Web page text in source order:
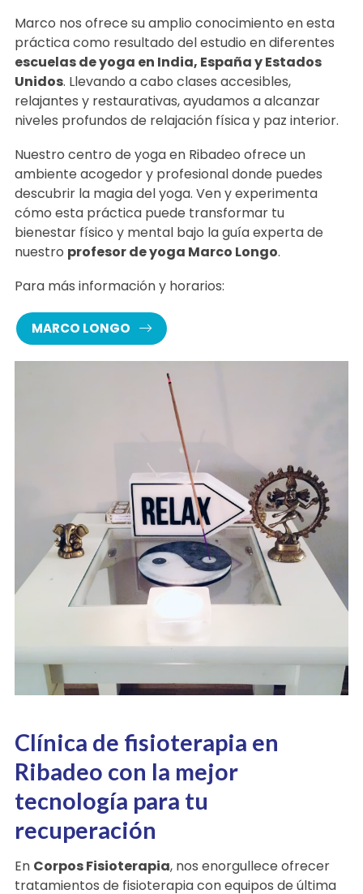
mejorar su práctica de hatha yoga.
Marco nos ofrece su amplio conocimiento en esta
práctica como resultado del estudio en diferentes
escuelas de yoga en India, España y Estados
Unidos. Llevando a cabo clases accesibles,
niveles profundos de relajación física y paz interior.
Nuestro centro de yoga en Ribadeo ofrece un
ambiente acogedor y profesional donde puedes
descubrir la magia del yoga. Ven y experimenta
cómo esta práctica puede transformar tu
nuestroprofesor de yoga Marco Longo
Para más información y horarios:
Clínica de fisioterapia en
Ribadeo con la mejor
tecnología para tu
recuperación